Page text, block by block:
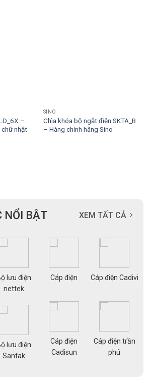
–
nhật
SINO
Chìa khóa bộ ngắt điện SKTA_B
– Hàng chính hãng Sino
NỔI BẬT XEM TẤT CẢ
lưu điện
nettek
lưu điện
Santak
Cáp điện
Cáp điện
Cadisun
Cáp điện Cadivi
Cáp điện trần
phú